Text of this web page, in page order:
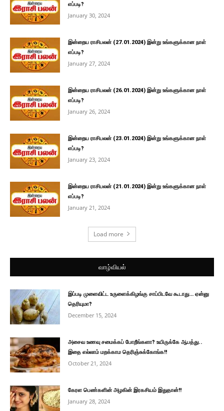
எப்படி?
January 30, 2024
இன்றைய ராசிபலன் (27.01.2024) இன்று உங்களுக்கான நாள்
எப்படி?
January 27, 2024
இன்றைய ராசிபலன் (26.01.2024) இன்று உங்களுக்கான நாள்
எப்படி?
January 26, 2024
இன்றைய ராசிபலன் (23.01.2024) இன்று உங்களுக்கான நாள்
எப்படி?
January 23, 2024
இன்றைய ராசிபலன் (21.01.2024) இன்று உங்களுக்கான நாள்
எப்படி?
January 21, 2024
Load more
வாழ்வியல்
இப்படி முளைவிட்ட உருளைக்கிழங்கு சாப்பிடவே கூடாது… ஏன்னு
தெரியுமா?
December 15, 2024
அசைவ உணவு சமைக்கப் போறீங்களா? உயிருக்கே ஆபத்து..
இதை எல்லாம் மறக்காம தெரிஞ்சுக்கோங்க!!
October 21, 2024
கேரள பெண்களின் அழகின் இரகசியம் இதுதான்!!
January 28, 2024